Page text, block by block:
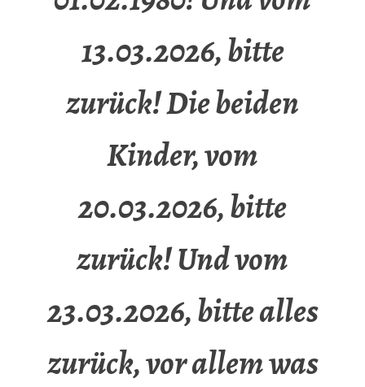
13.03.2026, bitte
zurück! Die beiden
Kinder, vom
20.03.2026, bitte
zurück! Und vom
23.03.2026, bitte alles
zurück, vor allem was